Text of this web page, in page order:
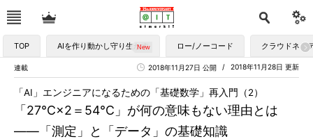
TOP AIを作り動かし守り生かす ロー/ノーコード クラウドネイ
連載 2018年11月28日 更新
2018年11月27日 公開
「27°C×2＝54°C」が何の意味もない理由とは
――「測定」と「データ」の基礎知識
「AI」エンジニアになるための「基礎数学」再入門（2）